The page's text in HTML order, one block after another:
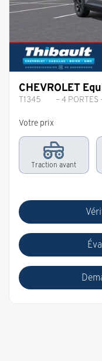
CHEVROLET
T1345 – 4 PORTES
Votre prix
Traction avant